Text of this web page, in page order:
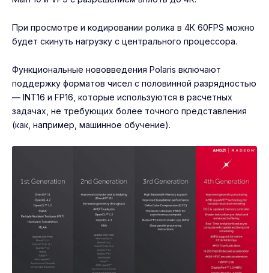
При просмотре и кодировании ролика в 4К 60FPS можно
будет скинуть нагрузку с центрального процессора.
Функциональные нововведения Polaris включают
поддержку форматов чисел с половинной разрядностью
— INT16 и FP16, которые используются в расчетных
задачах, не требующих более точного представления
(как, например, машинное обучение).